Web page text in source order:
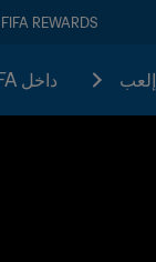
FIFA REWARDS
إلعب داخل FIFA